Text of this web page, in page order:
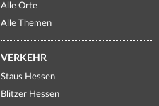
Alle Orte
Alle Themen
VERKEHR
Staus Hessen
Blitzer Hessen